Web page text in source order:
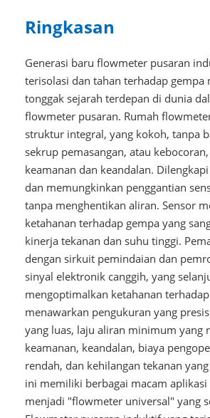
Ringkasan
Generasi baru flowmeter pusaran
terisolasi dan tahan terhadap gempa
tonggak sejarah terdepan di dunia
flowmeter pusaran. Rumah
struktur integral, yang kokoh, tanpa
sekrup pemasangan, atau
keamanan dan keandalan.
dan memungkinkan penggantian
tanpa menghentikan aliran. Sensor
ketahanan terhadap gempa yang
kinerja tekanan dan suhu tinggi.
dengan sirkuit pemindaian dan
sinyal elektronik canggih, yang
mengoptimalkan ketahanan
menawarkan pengukuran yang
yang luas, laju aliran minimum yang
keamanan, keandalan, biaya
rendah, dan kehilangan tekanan
ini memiliki berbagai macam aplikasi
menjadi "flowmeter universal" yang